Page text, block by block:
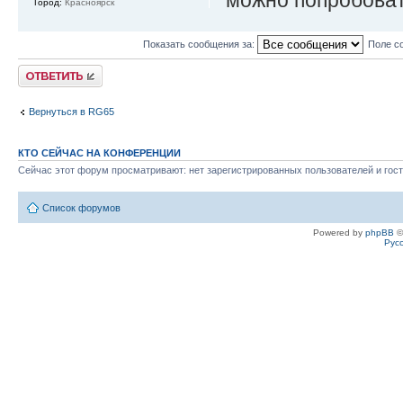
Город: Красноярск
Показать сообщения за: Поле
Ответить
Вернуться в RG65
КТО СЕЙЧАС НА КОНФЕРЕНЦИИ
Сейчас этот форум просматривают: нет зарегистрированных пользователей и
Список форумов
Powered by phpBB